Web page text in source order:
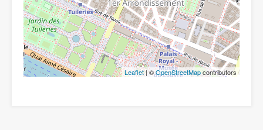
Leaflet| ©OpenStreetMapcontributors